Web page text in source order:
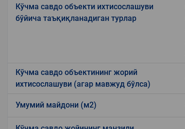
Кўчма савдо объекти ихтисослашуви
бўйича таъқиқланадиган турлар
Кўчма савдо объектининг жорий
ихтисослашуви (агар мавжуд бўлса)
Умумий майдони (м2)